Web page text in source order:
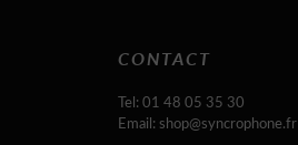
CONTACT
Tel: 01 48 05 35 30
Email: shop@syncrophone.fr